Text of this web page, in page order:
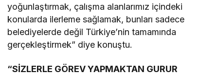
yoğunlaştırmak, çalışma alanlarımız içindeki
konularda ilerleme sağlamak, bunları sadece
belediyelerde değil Türkiye’nin tamamında
gerçekleştirmek” diye konuştu.
“SİZLERLE GÖREV YAPMAKTAN GURUR